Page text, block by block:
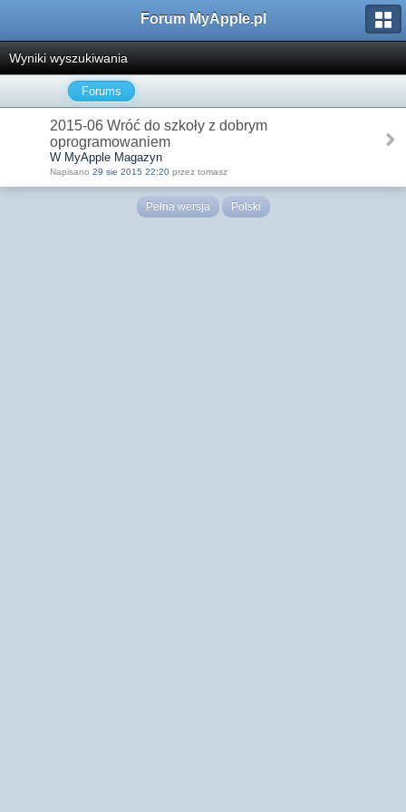
Forum MyApple.pl
Wyniki wyszukiwania
Forums
2015-06 Wróć do szkoły z dobrym
oprogramowaniem
W MyApple Magazyn
Napisano 29 sie 2015 22:20 przez tomasz
Pełna wersja Polski